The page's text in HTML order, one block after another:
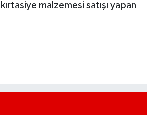
malzemesi satışı yapan